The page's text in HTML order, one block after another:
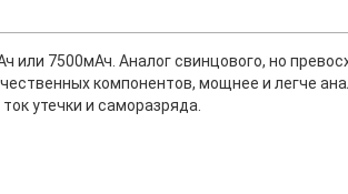
или 7500мАч. Аналог свинцового, но
компонентов, мощнее и легче
утечки и саморазряда.